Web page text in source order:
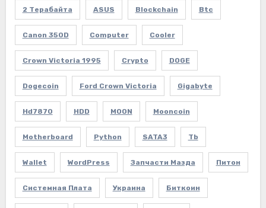
2 Терабайта ASUS Blockchain Btc
Canon 350D Computer Cooler
Crown Victoria 1995 Crypto DOGE
Dogecoin Ford Crown Victoria Gigabyte
Hd7870 HDD MOON Mooncoin
Motherboard Python SATA3 Tb
Wallet WordPress Запчасти Мазда Питон
Системная Плата Украина Биткоин